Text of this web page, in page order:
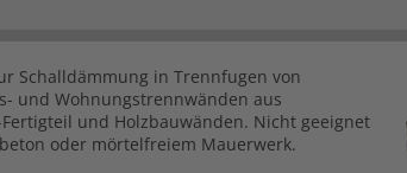
Schalldämmung in Trennfugen von
und Wohnungstrennwänden aus
und Holzbauwänden. Nicht geeignet
oder mörtelfreiem Mauerwerk.